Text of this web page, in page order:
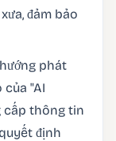
đảm bảo
phát
"AI
cấp thông tin
định